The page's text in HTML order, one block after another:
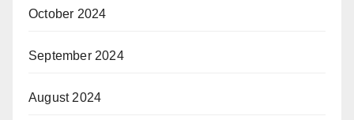
October 2024
September 2024
August 2024